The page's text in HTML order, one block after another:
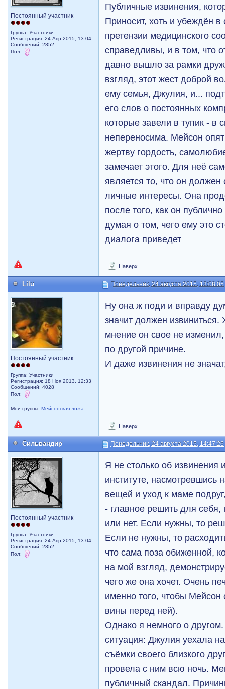
Постоянный участник
Группа: Участники
Регистрация: 24 Апр 2015, 13:04
Сообщений: 2852
Пол:
Публичные извинения,
Приносит, хоть и убеждён
претензии медицинского
справедливы, и в том, что
давно вышло за рамки
взгляд, этот жест доброй
ему семья, Джулия, и...
его слов о постоянных
которые завели в тупик - в
непереносима. Мейсон
жертву гордость,
замечает этого. Для неё
является то, что он
личные интересы. Она
после того, как он
думая о том, чего ему это
диалога приведет
Наверх
Lilu Понедельник, 24 августа 2015, 13:08:05
Постоянный участник
Группа: Участники
Регистрация: 18 Ноя 2013, 12:33
Сообщений: 4028
Пол:
Мои группы:Мейсонская ложа
Ну она ж поди и вправду
значит должен извиниться.
мнение он свое не
по другой причине.
И даже извинения не
Наверх
Сильвандир Понедельник, 24 августа 2015, 14:47:26
Постоянный участник
Группа: Участники
Регистрация: 24 Апр 2015, 13:04
Сообщений: 2852
Пол:
Я не столько об
институте, насмотревшись
вещей и уход к маме
- главное решить для
или нет. Если нужны, то
Если не нужны, то
что сама поза обиженной,
на мой взгляд,
чего же она хочет. Очень
именно того, чтобы Мейсон
вины перед ней).
Однако я немного о
ситуация: Джулия уехала
съёмки своего близкого
провела с ним всю ночь.
публичный скандал.